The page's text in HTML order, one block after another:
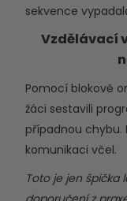
sekvence
Vzdělávací
Pomocí blokově
žáci sestavili
případnou chybu.
komunikaci včel.
Toto je jen špička